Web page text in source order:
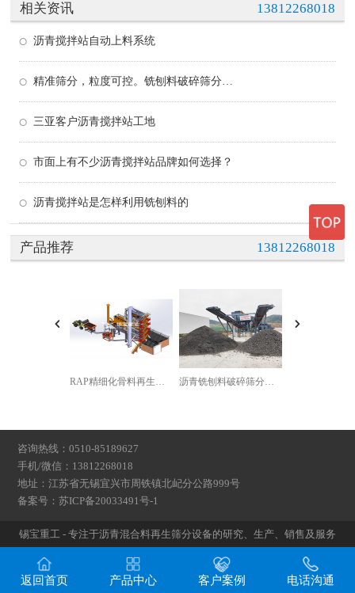
相关资讯 13812268018
沥青搅拌站自动上料系统
精准筛分，粒度可控。铣刨料破碎筛分设备满足不同搅拌站的原料需求
三亚客户沥青搅拌站工地
市面上有不少沥青搅拌站品牌如何选择？
沥青搅拌站是怎样利用铣刨料的
产品推荐 13812268018
RAP精细化骨料再生设备 沥青铣刨料破碎筛分生产线
咨询热线：0510-85189627
手机/微信：13812268018
地址：江苏省无锡宜兴市周铁镇北屺分公路999号
备案号：苏ICP备20033491号-1
锡宝重工 - 专注于沥青混合料再生筛分设备的研究、生产、销售及服务
返回首页 产品中心 客户案例 电话沟通